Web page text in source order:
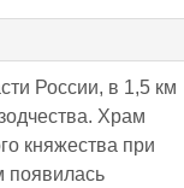
России, в 1,5 км
Храм
княжества при
появилась